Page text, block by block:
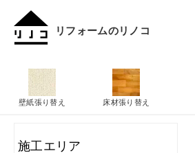
リフォームのリノコ
壁紙張り替え 床材張り替え
施工エリア